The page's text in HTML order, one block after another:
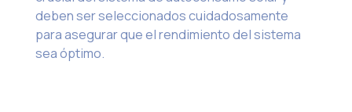
deben ser seleccionados cuidadosamente
para asegurar que el rendimiento del sistema
sea óptimo.